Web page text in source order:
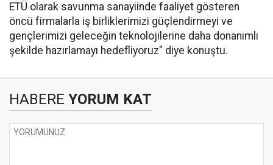
ETÜ olarak savunma sanayiinde faaliyet gösteren
öncü firmalarla iş birliklerimizi güçlendirmeyi ve
gençlerimizi geleceğin teknolojilerine daha donanımlı
şekilde hazırlamayı hedefliyoruz" diye konuştu.
HABERE YORUM KAT